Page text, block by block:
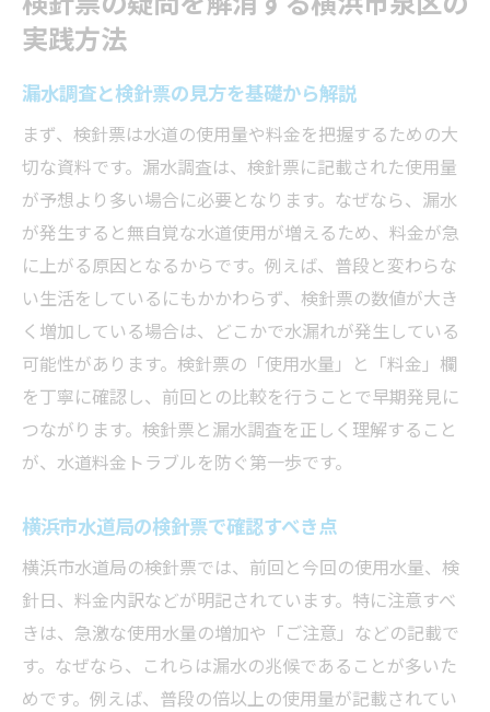
水道検針票の異常値が示す漏水調査のサイ
漏水調査の結果を検針票で確認する方法
漏水調査と検針の知識で水道料金トラブルを未
然に防ぐ
漏水調査と検針の基本知識を押さえる重要
性
水道料金トラブル防止に役立つ漏水調査の
進め方
検針票理解と漏水調査で節約生活を実現
漏水調査と検針票の活用で安心な家計管理
最新の漏水調査情報でトラブルを事前回避
漏水調査の実践がもたらす安心とメリット
実践方法
漏水調査と検針票の見方を基礎から解説
まず、検針票は水道の使用量や料金を把握するための大
切な資料です。漏水調査は、検針票に記載された使用量
が予想より多い場合に必要となります。なぜなら、漏水
が発生すると無自覚な水道使用が増えるため、料金が急
に上がる原因となるからです。例えば、普段と変わらな
い生活をしているにもかかわらず、検針票の数値が大き
く増加している場合は、どこかで水漏れが発生している
可能性があります。検針票の「使用水量」と「料金」欄
を丁寧に確認し、前回との比較を行うことで早期発見に
つながります。検針票と漏水調査を正しく理解すること
が、水道料金トラブルを防ぐ第一歩です。
横浜市水道局の検針票で確認すべき点
横浜市水道局の検針票では、前回と今回の使用水量、検
針日、料金内訳などが明記されています。特に注意すべ
きは、急激な使用水量の増加や「ご注意」などの記載で
す。なぜなら、これらは漏水の兆候であることが多いた
めです。例えば、普段の倍以上の使用量が記載されてい